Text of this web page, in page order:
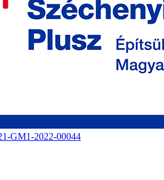
GM1-2022-00044